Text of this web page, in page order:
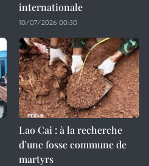
internationale
10/07/2026 00:30
Lao Cai : à la recherche
d’une fosse commune de
martyrs